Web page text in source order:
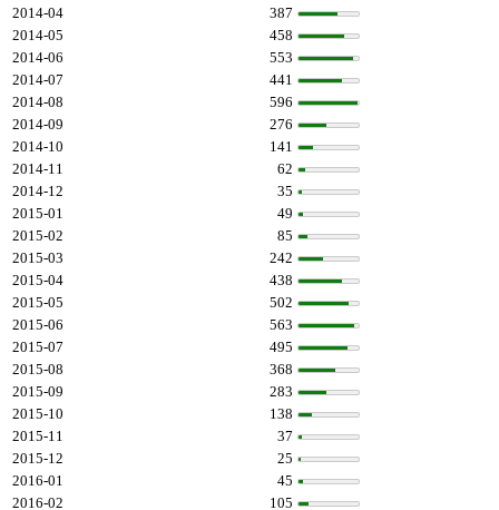
2014-04
387
2014-05
458
2014-06
553
2014-07
441
2014-08
596
2014-09
276
2014-10
141
2014-11
62
2014-12
35
2015-01
49
2015-02
85
2015-03
242
2015-04
438
2015-05
502
2015-06
563
2015-07
495
2015-08
368
2015-09
283
2015-10
138
2015-11
37
2015-12
25
2016-01
45
2016-02
105